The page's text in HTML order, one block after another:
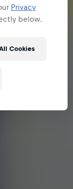
Privacy
below.
Cookies